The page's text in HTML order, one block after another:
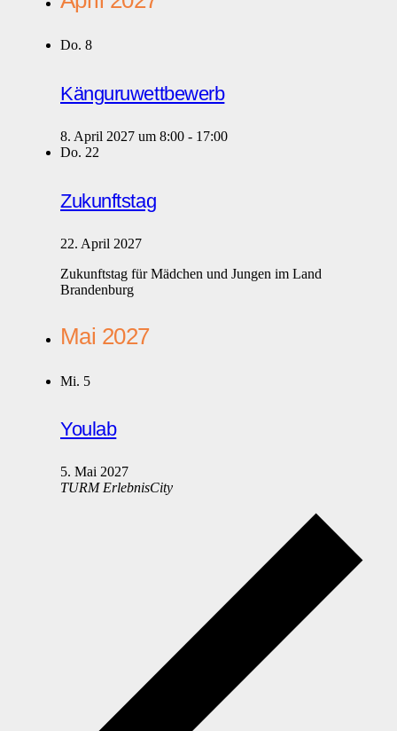
Do. 8
Känguruwettbewerb
8. April 2027 um 8:00 - 17:00
Do. 22
Zukunftstag
22. April 2027
Zukunftstag für Mädchen und Jungen im Land
Brandenburg
Mai 2027
Mi. 5
Youlab
5. Mai 2027
TURM ErlebnisCity